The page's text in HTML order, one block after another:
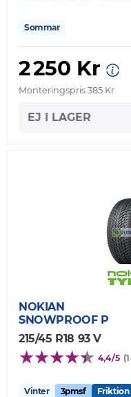
Sommar
2 250 Kr
Monteringspris 385 Kr
EJ I LAGER
NOKIAN
SNOWPROOF P
215/45 R18 93 V
4,4/5
Vinter 3pmsf Friktion